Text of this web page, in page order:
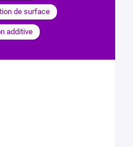
de surface
additive